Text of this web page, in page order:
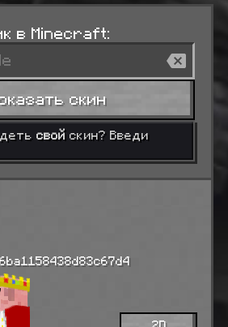
в Minecraft:
скин
свойскин? Введи